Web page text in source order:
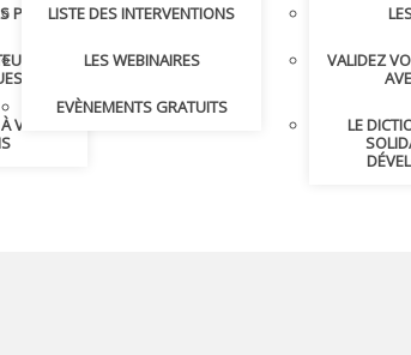
PUBLICS
VOS
LISTE DES INTERVENTIONS
LES WEBINAIRES
EVÈNEMENTS GRATUITS
VALIDEZ
LE